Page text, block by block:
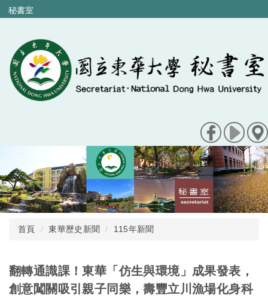
跳
到
內
容
區
秘書室
首頁 東華歷史新聞 115年新聞
翻轉通識課！東華「仿生與環境」成果發表，
創意闖關吸引親子同樂，壽豐立川漁場化身科